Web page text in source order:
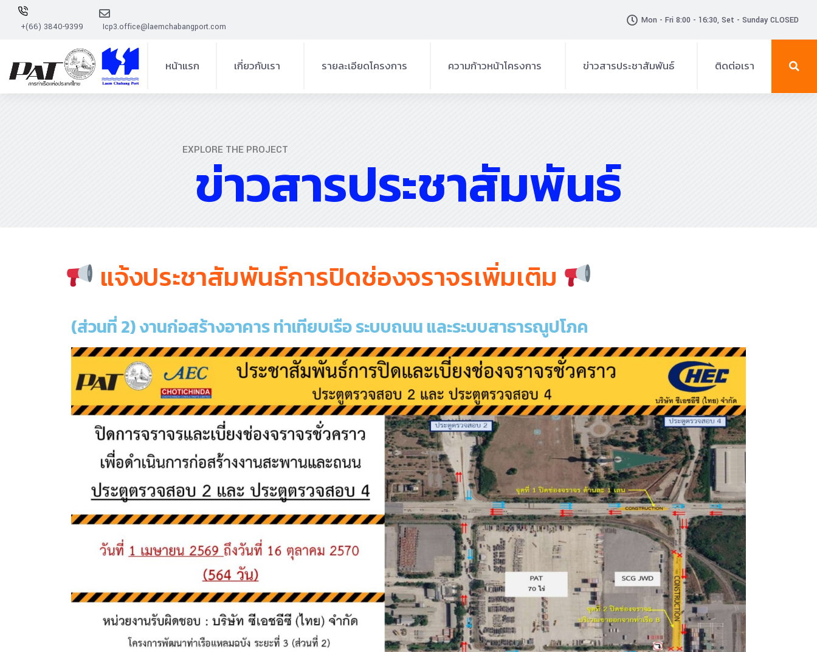
+(66) 3840-9399 Icp3.office@laemchabangport.com
Mon - Fri 8:00 - 16:30, Set - Sunday CLOSED
หน้าแรก เกี่ยวกับเรา รายละเอียดโครงการ
ที่ตั้งโครงการ
เป้าหมายของโครงการฯ
ความก้าวหน้าโครงการ ข่าวสารประชาสัมพันธ์
ข่าวสาร-ประกาศ
วีดิทัศน์
ติดต่อเรา
EXPLORE THE PROJECT
ข่าวสารประชาสัมพันธ์
แจ้งประชาสัมพันธ์การปิดช่องจราจรเพิ่มเติม
(ส่วนที่ 2) งานก่อสร้างอาคาร ท่าเทียบเรือ ระบบถนน และระบบสาธารณูปโภค